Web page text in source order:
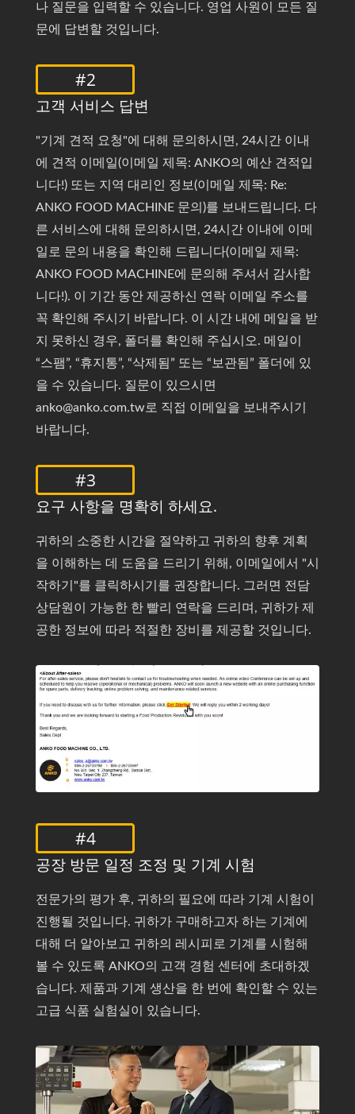
나 질문을 입력할 수 있습니다. 영업 사원이 모든 질
문에 답변할 것입니다.
#2
고객 서비스 답변
"기계 견적 요청"에 대해 문의하시면, 24시간 이내
에 견적 이메일(이메일 제목: ANKO의 예산 견적입
니다!) 또는 지역 대리인 정보(이메일 제목: Re:
ANKO FOOD MACHINE 문의)를 보내드립니다. 다
른 서비스에 대해 문의하시면, 24시간 이내에 이메
일로 문의 내용을 확인해 드립니다(이메일 제목:
ANKO FOOD MACHINE에 문의해 주셔서 감사합
니다!). 이 기간 동안 제공하신 연락 이메일 주소를
꼭 확인해 주시기 바랍니다. 이 시간 내에 메일을 받
지 못하신 경우, 폴더를 확인해 주십시오. 메일이
“스팸”, “휴지통”, “삭제됨” 또는 “보관됨” 폴더에 있
을 수 있습니다. 질문이 있으시면
anko@anko.com.tw로 직접 이메일을 보내주시기
바랍니다.
#3
요구 사항을 명확히 하세요.
귀하의 소중한 시간을 절약하고 귀하의 향후 계획
을 이해하는 데 도움을 드리기 위해, 이메일에서 "시
작하기"를 클릭하시기를 권장합니다. 그러면 전담
상담원이 가능한 한 빨리 연락을 드리며, 귀하가 제
공한 정보에 따라 적절한 장비를 제공할 것입니다.
#4
공장 방문 일정 조정 및 기계 시험
전문가의 평가 후, 귀하의 필요에 따라 기계 시험이
진행될 것입니다. 귀하가 구매하고자 하는 기계에
대해 더 알아보고 귀하의 레시피로 기계를 시험해
볼 수 있도록 ANKO의 고객 경험 센터에 초대하겠
습니다. 제품과 기계 생산을 한 번에 확인할 수 있는
고급 식품 실험실이 있습니다.